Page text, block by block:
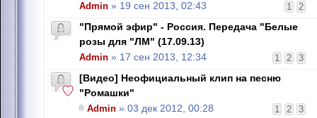
1 2
Admin » 19 сен 2013, 02:43
"Прямой эфир" - Россия. Передача "Белые
розы для "ЛМ" (17.09.13)
1 2 3
Admin » 17 сен 2013, 12:34
[Видео] Неофициальный клип на песню
"Ромашки"
1 2 3
Admin » 03 дек 2012, 00:28